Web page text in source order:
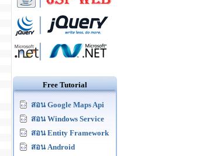
Free Tutorial
สอน Google Maps Api
สอน Windows Service
สอน Entity Framework
สอน Android